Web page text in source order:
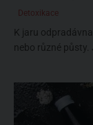
Detoxikace
K jaru
nebo různé půsty.